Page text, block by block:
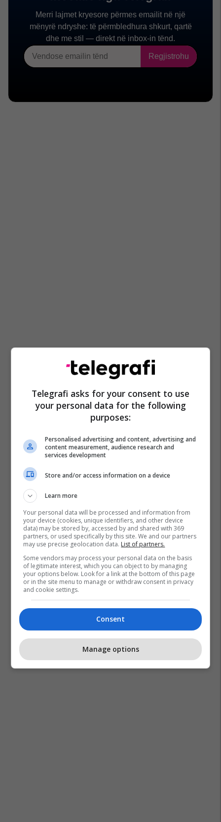
Telegrafi asks for your consent to use
your personal data for the following
purposes:
Personalised advertising and content, advertising and
content measurement, audience research and
services development
Store and/or access information on a device
Learn more
Your personal data will be processed and information from
your device (cookies, unique identifiers, and other device
data) may be stored by, accessed by and shared with 369
partners, or used specifically by this site. We and our partners
may use precise geolocation data. List of partners.
Some vendors may process your personal data on the basis
of legitimate interest, which you can object to by managing
your options below. Look for a link at the bottom of this page
or in the site menu to manage or withdraw consent in privacy
and cookie settings.
Consent
Manage options